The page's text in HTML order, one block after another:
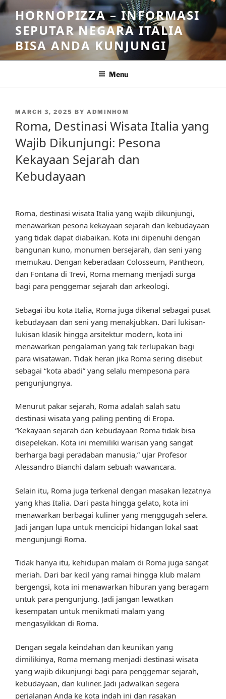
Skip
to
content
HORNOPIZZA – INFORMASI
SEPUTAR NEGARA ITALIA
BISA ANDA KUNJUNGI
Menu
POSTED
MARCH 3, 2025 BY ADMINHOM
Roma, Destinasi Wisata Italia yang
Wajib Dikunjungi: Pesona
Kekayaan Sejarah dan
Kebudayaan
Roma, destinasi wisata Italia yang wajib dikunjungi,
menawarkan pesona kekayaan sejarah dan kebudayaan
yang tidak dapat diabaikan. Kota ini dipenuhi dengan
bangunan kuno, monumen bersejarah, dan seni yang
memukau. Dengan keberadaan Colosseum, Pantheon,
dan Fontana di Trevi, Roma memang menjadi surga
bagi para penggemar sejarah dan arkeologi.
Sebagai ibu kota Italia, Roma juga dikenal sebagai pusat
kebudayaan dan seni yang menakjubkan. Dari lukisan-
lukisan klasik hingga arsitektur modern, kota ini
menawarkan pengalaman yang tak terlupakan bagi
para wisatawan. Tidak heran jika Roma sering disebut
sebagai “kota abadi” yang selalu mempesona para
pengunjungnya.
Menurut pakar sejarah, Roma adalah salah satu
destinasi wisata yang paling penting di Eropa.
“Kekayaan sejarah dan kebudayaan Roma tidak bisa
disepelekan. Kota ini memiliki warisan yang sangat
berharga bagi peradaban manusia,” ujar Profesor
Alessandro Bianchi dalam sebuah wawancara.
Selain itu, Roma juga terkenal dengan masakan lezatnya
yang khas Italia. Dari pasta hingga gelato, kota ini
menawarkan berbagai kuliner yang menggugah selera.
Jadi jangan lupa untuk mencicipi hidangan lokal saat
mengunjungi Roma.
Tidak hanya itu, kehidupan malam di Roma juga sangat
meriah. Dari bar kecil yang ramai hingga klub malam
bergengsi, kota ini menawarkan hiburan yang beragam
untuk para pengunjung. Jadi jangan lewatkan
kesempatan untuk menikmati malam yang
mengasyikkan di Roma.
Dengan segala keindahan dan keunikan yang
dimilikinya, Roma memang menjadi destinasi wisata
yang wajib dikunjungi bagi para penggemar sejarah,
kebudayaan, dan kuliner. Jadi jadwalkan segera
perjalanan Anda ke kota indah ini dan rasakan